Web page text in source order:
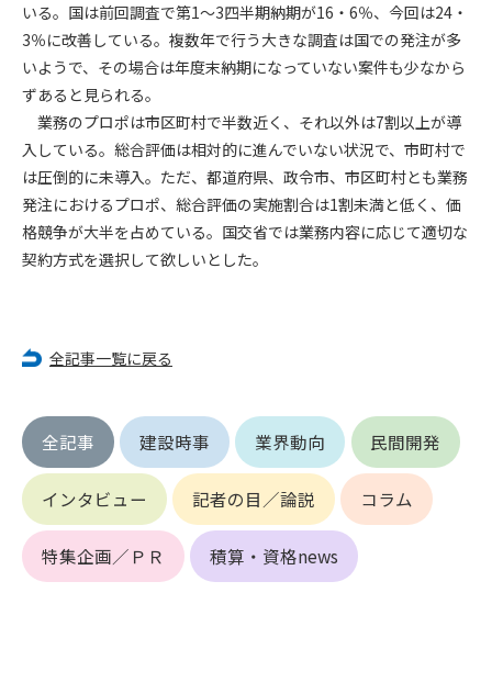
いる。国は前回調査で第1～3四半期納期が16・6％、今回は24・
3％に改善している。複数年で行う大きな調査は国での発注が多
いようで、その場合は年度末納期になっていない案件も少なから
ずあると見られる。
業務のプロポは市区町村で半数近く、それ以外は7割以上が導
入している。総合評価は相対的に進んでいない状況で、市町村で
は圧倒的に未導入。ただ、都道府県、政令市、市区町村とも業務
発注におけるプロポ、総合評価の実施割合は1割未満と低く、価
格競争が大半を占めている。国交省では業務内容に応じて適切な
契約方式を選択して欲しいとした。
全記事一覧に戻る
全記事 建設時事 業界動向 民間開発
インタビュー 記者の目／論説 コラム
特集企画／ＰＲ 積算・資格news
(4) 有害なコンピュータプログラム等を送信又は書き込む行為
(5) 第三者に不利益を与える行為
(6) 管理者が承認していない営利を目的とした行為
(7) 公序良俗に反する行為
(8) 犯罪的行為に結びつく行為
(9) その他、法律に反する行為
(10) 建設資料館から知り得た情報及びダウンロードした情報
を、営利を目的として第三者に転売し、または転売のため
に第三者に提供すること
第7条（登録内容の削除）
(1) 登録されている情報が、第6条の定める禁止事項に該当する
と管理者が、判断した場合
(3) 広告掲載料金の支払が遅延した場合
(4) その他、管理者が不適当と判断した場合
第8条（サービスの変更・中止等）
管理者は、会員の承諾なく、本サービス内容の変更(新規追加、
廃止を含み)し、本サービスの運営を中止または廃止することが
できるものとします。これに起因する会員または他の第三者が